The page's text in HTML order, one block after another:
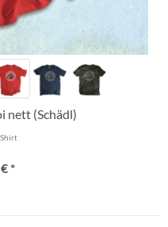
nett (Schädl)
*